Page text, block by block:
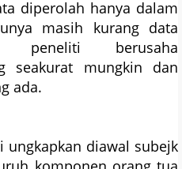
diperolah hanya dalam
masih kurang data
peneliti berusaha
seakurat mungkin dan
ada.
ungkapkan diawal subejk